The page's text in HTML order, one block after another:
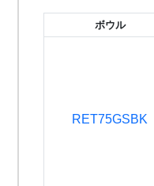
ボウル
RET75GSBK